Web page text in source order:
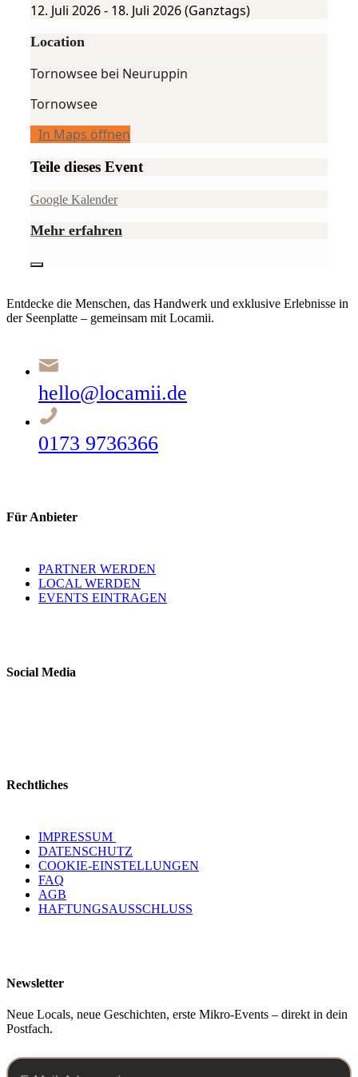
12. Juli 2026- 18. Juli 2026(Ganztags)
Location
Tornowsee bei Neuruppin
Tornowsee
In Maps öffnen
Teile dieses Event
Google Kalender
Mehr erfahren
Entdecke die Menschen, das Handwerk und exklusive Erlebnisse in
der Seenplatte – gemeinsam mit Locamii.
hello@locamii.de
0173 9736366
Für Anbieter
PARTNER WERDEN
LOCAL WERDEN
EVENTS EINTRAGEN
Social Media
Rechtliches
IMPRESSUM
DATENSCHUTZ
COOKIE-EINSTELLUNGEN
FAQ
AGB
HAFTUNGSAUSSCHLUSS
Newsletter
Neue Locals, neue Geschichten, erste Mikro-Events – direkt in dein
Postfach.